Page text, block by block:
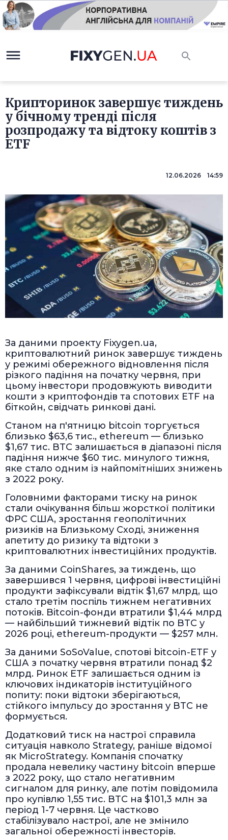
Крипторинок завершує тиждень
у бічному тренді після
розпродажу та відтоку коштів з
ETF
12.06.2026 14:59
За даними проекту Fixygen.ua,
криптовалютний ринок завершує тиждень
у режимі обережного відновлення після
різкого падіння на початку червня, при
цьому інвестори продовжують виводити
кошти з криптофондів та спотових ETF на
біткойн, свідчать ринкові дані.
Станом на п'ятницю bitcoin торгується
близько $63,6 тис., ethereum — близько
$1,67 тис. BTC залишається в діапазоні після
падіння нижче $60 тис. минулого тижня,
яке стало одним із найпомітніших знижень
з 2022 року.
Головними факторами тиску на ринок
стали очікування більш жорсткої політики
ФРС США, зростання геополітичних
ризиків на Близькому Сході, зниження
апетиту до ризику та відтоки з
криптовалютних інвестиційних продуктів.
За даними CoinShares, за тиждень, що
завершився 1 червня, цифрові інвестиційні
продукти зафіксували відтік $1,67 млрд, що
стало третім поспіль тижнем негативних
потоків. Bitcoin-фонди втратили $1,44 млрд
— найбільший тижневий відтік по BTC у
2026 році, ethereum-продукти — $257 млн.
За даними SoSoValue, спотові bitcoin-ETF у
США з початку червня втратили понад $2
млрд. Ринок ETF залишається одним із
ключових індикаторів інституційного
попиту: поки відтоки зберігаються,
стійкого імпульсу до зростання у BTC не
формується.
Додатковий тиск на настрої справила
ситуація навколо Strategy, раніше відомої
як MicroStrategy. Компанія спочатку
продала невелику частину bitcoin вперше
з 2022 року, що стало негативним
сигналом для ринку, але потім повідомила
про купівлю 1,55 тис. BTC на $101,3 млн за
період 1-7 червня. Це частково
стабілізувало настрої, але не змінило
загальної обережності інвесторів.